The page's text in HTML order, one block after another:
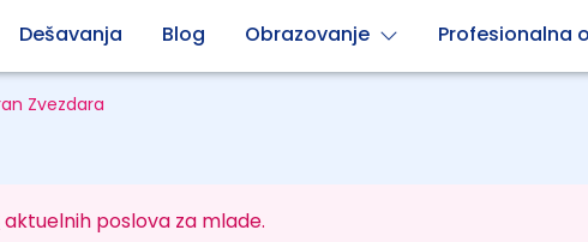
Dešavanja Blog Obrazovanje Profesionalna
Zvezdara
aktuelnih poslova za mlade.